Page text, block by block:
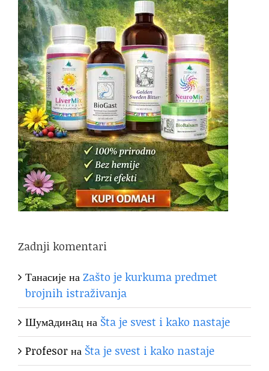
Zadnji komentari
ТанасијенаZašto je kurkuma predmet
brojnih istraživanja
Шумaдинaцна Šta je svest i kako nastaje
Profesorна Šta je svest i kako nastaje